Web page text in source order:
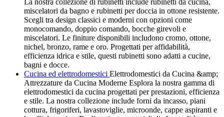
miscelatori da bagno e rubinetti per doccia in ottone resistente.
Scegli tra design classici e moderni con opzioni come
monocomando, doppio comando, bocche girevoli e
miscelatori. Le finiture disponibili includono cromo, ottone,
nichel, bronzo, rame e oro. Progettati per affidabilità,
efficienza idrica e stile, questi rubinetti sono adatti a cucine,
bagni e docce.
Cucina ed elettrodomestici Elettrodomestici da Cucina &amp;
Attrezzature da Cucina Moderne Esplora la nostra gamma di
elettrodomestici da cucina progettati per prestazioni, efficienza
e stile. La nostra collezione include forni da incasso, piani
cottura, frigoriferi, lavastoviglie, microonde, cappe aspiranti e